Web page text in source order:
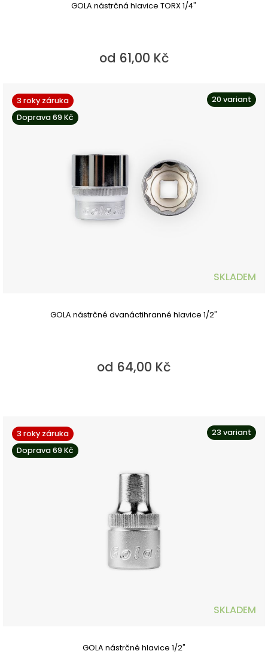
GOLA nástrčná hlavice TORX 1/4"
od 61,00 Kč
20 variant
3 roky záruka
Doprava 69 Kč
SKLADEM
GOLA nástrčné dvanáctihranné hlavice 1/2"
od 64,00 Kč
23 variant
3 roky záruka
Doprava 69 Kč
SKLADEM
GOLA nástrčné hlavice 1/2"